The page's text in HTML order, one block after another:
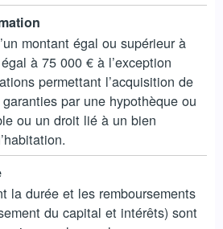
montant égal ou supérieur à
à 75 000 € à l’exception
permettant l’acquisition de
par une hypothèque ou
ou un droit lié à un bien
la durée et les remboursements
du capital et intérêts) sont